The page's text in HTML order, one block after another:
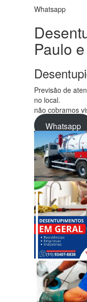
Whatsapp
Paulo
Previsão de
no local.
não cobramos
Whatsapp